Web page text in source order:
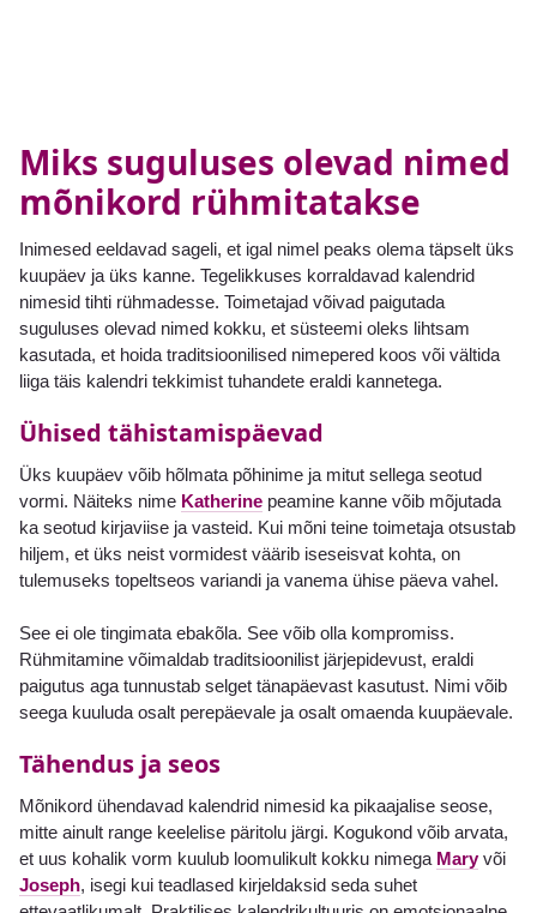
Miks suguluses olevad nimed
mõnikord rühmitatakse
Inimesed eeldavad sageli, et igal nimel peaks olema täpselt üks
kuupäev ja üks kanne. Tegelikkuses korraldavad kalendrid
nimesid tihti rühmadesse. Toimetajad võivad paigutada
suguluses olevad nimed kokku, et süsteemi oleks lihtsam
kasutada, et hoida traditsioonilised nimepered koos või vältida
liiga täis kalendri tekkimist tuhandete eraldi kannetega.
Ühised tähistamispäevad
Üks kuupäev võib hõlmata põhinime ja mitut sellega seotud
vormi. Näiteks nime Katherine peamine kanne võib mõjutada
ka seotud kirjaviise ja vasteid. Kui mõni teine toimetaja otsustab
hiljem, et üks neist vormidest väärib iseseisvat kohta, on
tulemuseks topeltseos variandi ja vanema ühise päeva vahel.
See ei ole tingimata ebakõla. See võib olla kompromiss.
Rühmitamine võimaldab traditsioonilist järjepidevust, eraldi
paigutus aga tunnustab selget tänapäevast kasutust. Nimi võib
seega kuuluda osalt perepäevale ja osalt omaenda kuupäevale.
Tähendus ja seos
Mõnikord ühendavad kalendrid nimesid ka pikaajalise seose,
mitte ainult range keelelise päritolu järgi. Kogukond võib arvata,
et uus kohalik vorm kuulub loomulikult kokku nimega Maryvõi
Joseph, isegi kui teadlased kirjeldaksid seda suhet